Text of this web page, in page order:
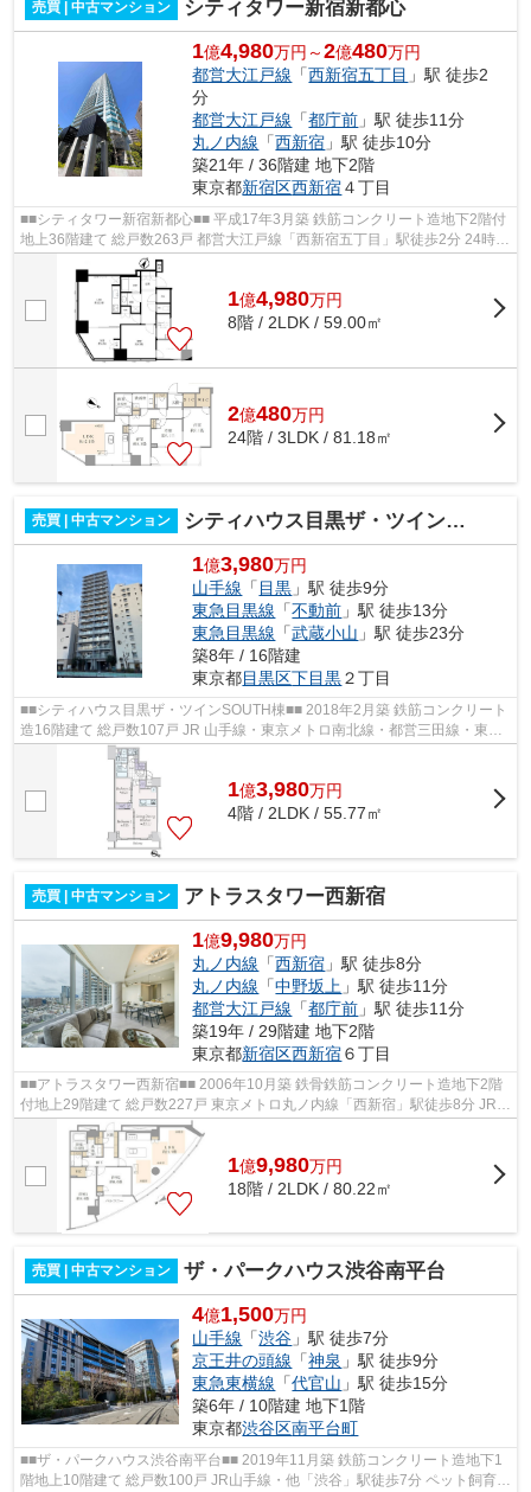
売買 | 中古マンション シティタワー新宿新都心
1億4,980万円～2億480万円
都営大江戸線 「西新宿五丁目 」駅 徒歩2
分
都営大江戸線 「都庁前 」駅 徒歩11分
丸ノ内線 「西新宿 」駅 徒歩10分
築21年 / 36階建 地下2階
東京都新宿区西新宿４丁目
■■シティタワー新宿新都心■■ 平成17年3月築 鉄筋コンクリート造地下2階付
地上36階建て 総戸数263戸 都営大江戸線「西新宿五丁目」駅徒歩2分 24時間
常駐管理 コンシェルジュサービス...
1億4,980万円
8階 / 2LDK / 59.00㎡
2億480万円
24階 / 3LDK / 81.18㎡
売買 | 中古マンション シティハウス目黒ザ・ツインSOUTH棟
1億3,980万円
山手線 「 目黒 」駅 徒歩9分
東急目黒線 「不動前 」駅 徒歩13分
東急目黒線 「武蔵小山 」駅 徒歩23分
築8年 / 16階建
東京都目黒区下目黒２丁目
■■シティハウス目黒ザ・ツインSOUTH棟■■ 2018年2月築 鉄筋コンクリート
造16階建て 総戸数107戸 JR 山手線・東京メトロ南北線・都営三田線・東急
目黒線 『目黒』駅 徒歩 9分 ホテル...
1億3,980万円
4階 / 2LDK / 55.77㎡
売買 | 中古マンション アトラスタワー西新宿
1億9,980万円
丸ノ内線 「西新宿 」駅 徒歩8分
丸ノ内線 「中野坂上 」駅 徒歩11分
都営大江戸線 「都庁前 」駅 徒歩11分
築19年 / 29階建 地下2階
東京都新宿区西新宿６丁目
■■アトラスタワー西新宿■■ 2006年10月築 鉄骨鉄筋コンクリート造地下2階
付地上29階建て 総戸数227戸 東京メトロ丸ノ内線「西新宿」駅徒歩8分 JR京
王・小田急線・東京メトロ丸ノ内線...
1億9,980万円
18階 / 2LDK / 80.22㎡
売買 | 中古マンション ザ・パークハウス渋谷南平台
4億1,500万円
山手線 「渋谷 」駅 徒歩7分
京王井の頭線 「神泉 」駅 徒歩9分
東急東横線 「代官山 」駅 徒歩15分
築6年 / 10階建 地下1階
東京都渋谷区南平台町
■■ザ・パークハウス渋谷南平台■■ 2019年11月築 鉄筋コンクリート造地下1
階地上10階建て 総戸数100戸 JR山手線・他「渋谷」駅徒歩7分 ペット飼育可